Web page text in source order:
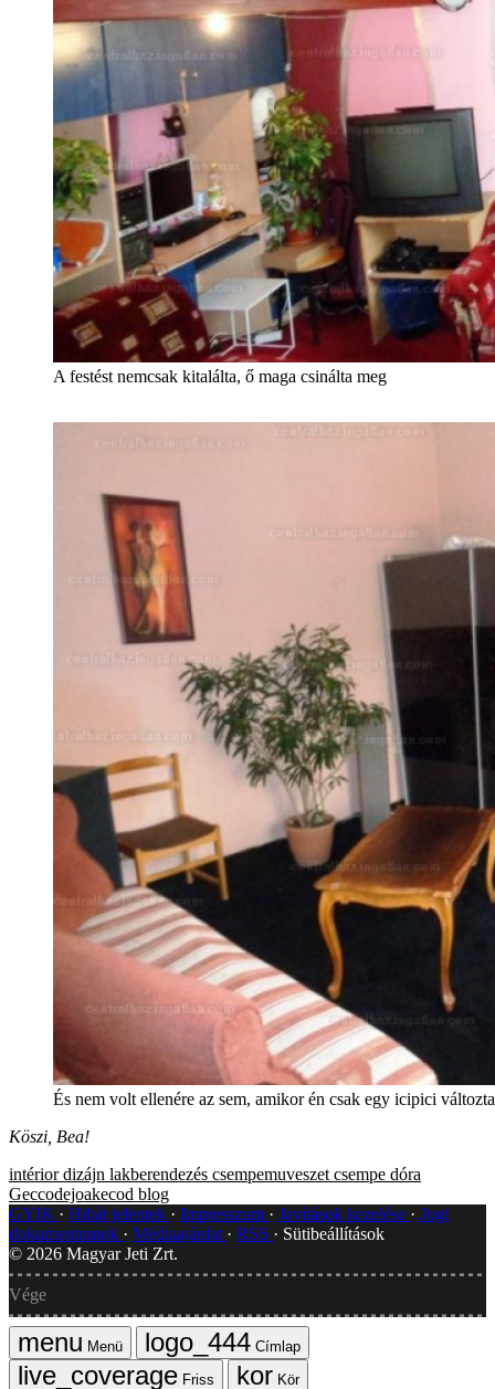
A festést nemcsak kitalálta, ő maga csinálta meg
És nem volt ellenére az sem, amikor én csak egy icipici
Köszi, Bea!
intérior dizájn lakberendezés csempemuveszet csempe dóra
Geccodejoakecod blog
GYIK
Hibát jelentek Impresszum Javítások kezelése
Jogi
dokumentumok
Médiaajánlat RSS
Sütibeállítások
© 2026 Magyar Jeti Zrt.
Vége
Menü
Címlap
Friss
Kör